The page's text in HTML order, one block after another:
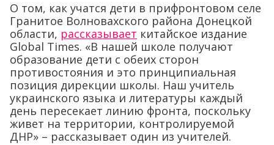
О том, как учатся дети в прифронтовом селе
Гранитое Волновахского района Донецкой
области, рассказывает китайское издание
Global Times. «В нашей школе получают
образование дети с обеих сторон
противостояния и это принципиальная
позиция дирекции школы. Наш учитель
украинского языка и литературы каждый
день пересекает линию фронта, поскольку
живет на территории, контролируемой
ДНР» – рассказывает один из учителей.